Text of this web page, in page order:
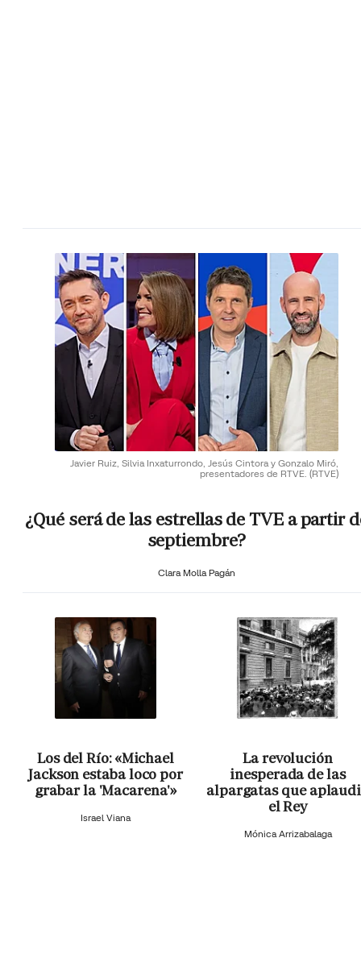
Javier Ruiz, Silvia Inxaturrondo, Jesús Cintora y Gonzalo Miró,
presentadores de RTVE. (RTVE)
¿Qué será de las estrellas de TVE a partir
septiembre?
Clara Molla Pagán
Los del Río: «Michael
Jackson estaba loco por
grabar la 'Macarena'»
Israel Viana
La revolución
inesperada de las
alpargatas que
el Rey
Mónica Arrizabalaga